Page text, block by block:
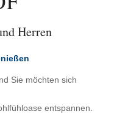
Herren
Sie möchten sich
entspannen.